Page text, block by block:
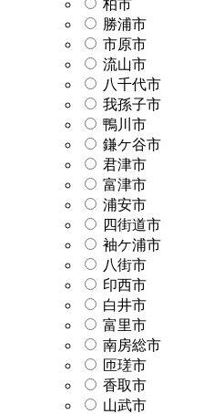
柏市
勝浦市
市原市
流山市
八千代市
我孫子市
鴨川市
鎌ケ谷市
君津市
富津市
浦安市
四街道市
袖ケ浦市
八街市
印西市
白井市
富里市
南房総市
匝瑳市
香取市
山武市